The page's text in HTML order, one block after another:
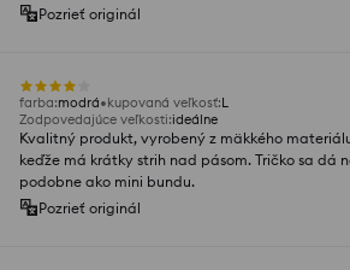
Pozrieť originál
farba:modrá kupovaná veľkosť:L
Zodpovedajúce veľkosti:ideálne
Kvalitný produkt, vyrobený z mäkkého
keďže má krátky strih nad pásom. Tričko sa dá
podobne ako mini bundu.
Pozrieť originál